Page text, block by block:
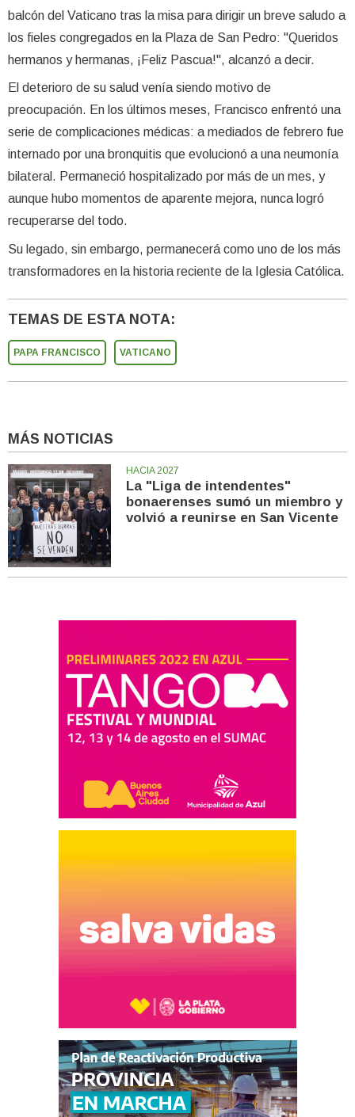
balcón del Vaticano tras la misa para dirigir un breve saludo a
los fieles congregados en la Plaza de San Pedro: "Queridos
hermanos y hermanas, ¡Feliz Pascua!", alcanzó a decir.
El deterioro de su salud venía siendo motivo de
preocupación. En los últimos meses, Francisco enfrentó una
serie de complicaciones médicas: a mediados de febrero fue
internado por una bronquitis que evolucionó a una neumonía
bilateral. Permaneció hospitalizado por más de un mes, y
aunque hubo momentos de aparente mejora, nunca logró
recuperarse del todo.
Su legado, sin embargo, permanecerá como uno de los más
transformadores en la historia reciente de la Iglesia Católica.
TEMAS DE ESTA NOTA:
PAPA FRANCISCO VATICANO
MÁS NOTICIAS
HACIA 2027
La "Liga de intendentes"
bonaerenses sumó un miembro y
volvió a reunirse en San Vicente